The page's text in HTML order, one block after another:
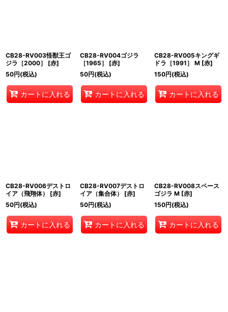
CB28-RV003怪獣王ゴ
ジラ［2000］ [赤]
50円(税込)
カートに入れる
CB28-RV004ゴジラ
［1965］ [赤]
50円(税込)
カートに入れる
CB28-RV005キングギ
ドラ［1991］ M [赤]
150円(税込)
カートに入れる
CB28-RV006デストロ
イア（飛翔体） [赤]
50円(税込)
カートに入れる
CB28-RV007デストロ
イア（集合体） [赤]
50円(税込)
カートに入れる
CB28-RV008スペース
ゴジラ M [赤]
150円(税込)
カートに入れる